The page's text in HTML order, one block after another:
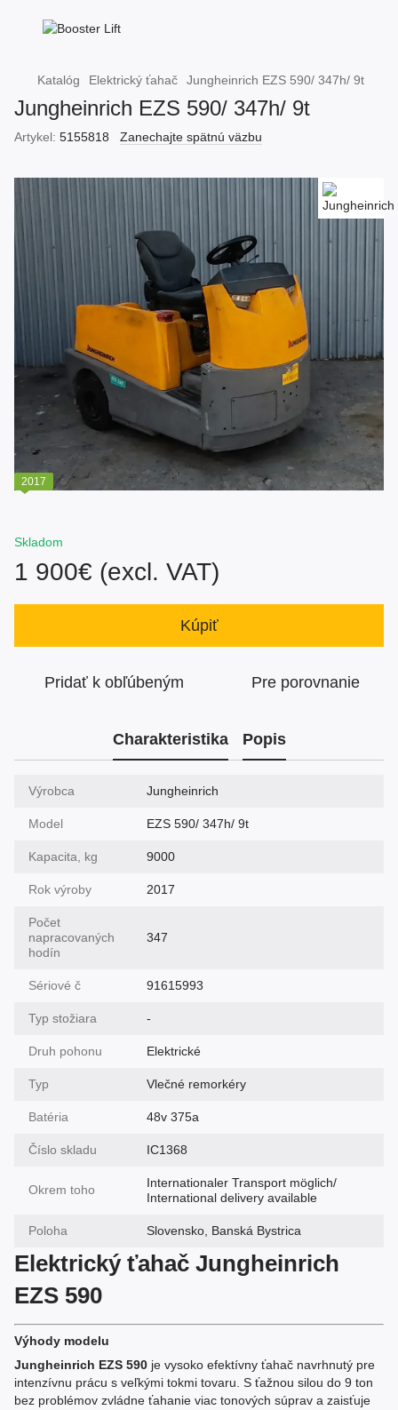
Katalóg Elektrický ťahač Jungheinrich EZS 590/ 347h/ 9t
Jungheinrich EZS 590/ 347h/ 9t
Artykel: 5155818 Zanechajte spätnú väzbu
2017
Skladom
1 900€ (excl. VAT)
Kúpiť
Pridať k obľúbeným Pre porovnanie
Charakteristika Popis
Výrobca Jungheinrich
Model EZS 590/ 347h/ 9t
Kapacita, kg 9000
Rok výroby 2017
Počet
napracovaných
hodín
347
Sériové č 91615993
Typ stožiara -
Druh pohonu Elektrické
Typ Vlečné remorkéry
Batéria 48v 375a
Číslo skladu IC1368
Okrem toho
Internationaler Transport möglich/
International delivery available
Poloha Slovensko, Banská Bystrica
Elektrický ťahač Jungheinrich
EZS 590
Výhody modelu
Jungheinrich EZS 590 je vysoko efektívny ťahač navrhnutý pre
intenzívnu prácu s veľkými tokmi tovaru. S ťažnou silou do 9 ton
bez problémov zvládne ťahanie viac tonových súprav a zaisťuje